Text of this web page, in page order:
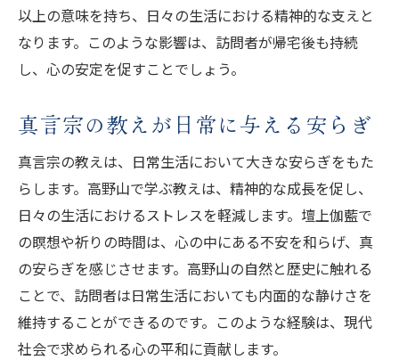
以上の意味を持ち、日々の生活における精神的な支えと
なります。このような影響は、訪問者が帰宅後も持続
し、心の安定を促すことでしょう。
真言宗の教えが日常に与える安らぎ
真言宗の教えは、日常生活において大きな安らぎをもた
らします。高野山で学ぶ教えは、精神的な成長を促し、
日々の生活におけるストレスを軽減します。壇上伽藍で
の瞑想や祈りの時間は、心の中にある不安を和らげ、真
の安らぎを感じさせます。高野山の自然と歴史に触れる
ことで、訪問者は日常生活においても内面的な静けさを
維持することができるのです。このような経験は、現代
社会で求められる心の平和に貢献します。